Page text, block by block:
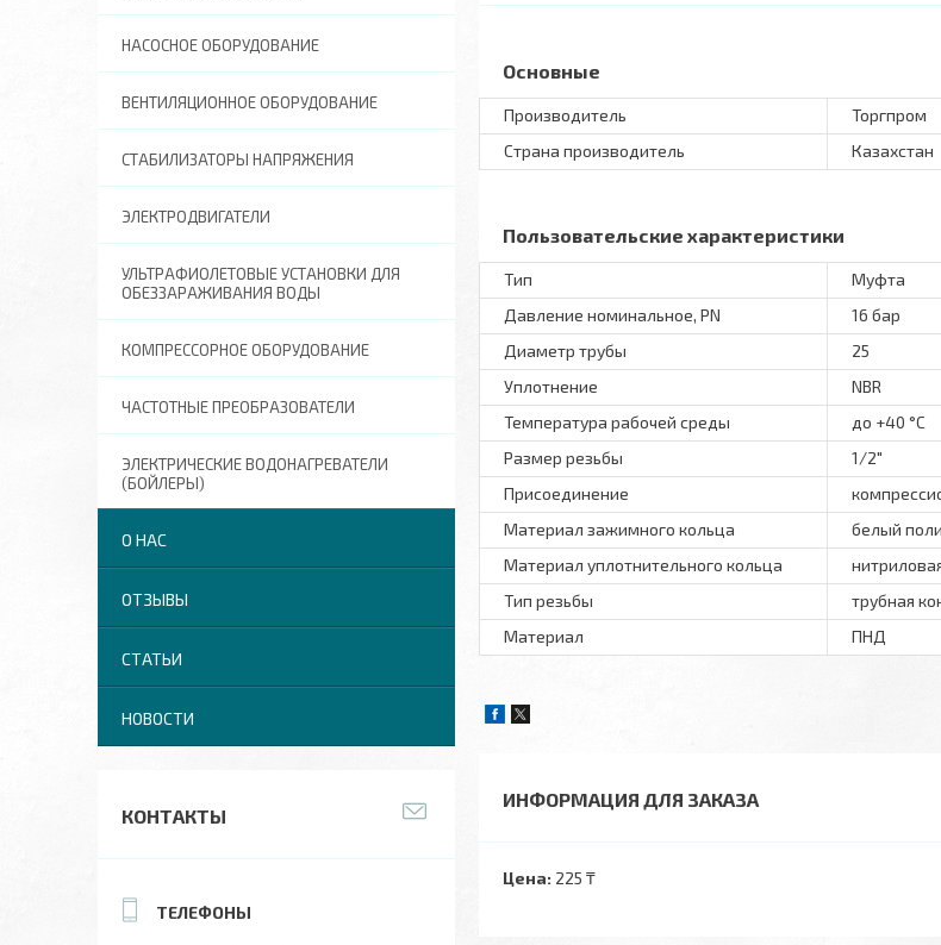
Основные
Производитель
Торгпром
Страна производитель
Казахстан
Пользовательские характеристики
Тип
Муфта
Давление номинальное, PN
16 бар
Диаметр трубы
25
Уплотнение
NBR
Температура рабочей среды
до +40 °C
Размер резьбы
1/2"
Присоединение
Материал зажимного кольца
белый
Материал уплотнительного кольца
Тип резьбы
трубная
Материал
ПНД
ИНФОРМАЦИЯ ДЛЯ ЗАКАЗА
Цена: 225 ₸
НАСОСНОЕ ОБОРУДОВАНИЕ
ВЕНТИЛЯЦИОННОЕ ОБОРУДОВАНИЕ
СТАБИЛИЗАТОРЫ НАПРЯЖЕНИЯ
ЭЛЕКТРОДВИГАТЕЛИ
УЛЬТРАФИОЛЕТОВЫЕ УСТАНОВКИ ДЛЯ
ОБЕЗЗАРАЖИВАНИЯ ВОДЫ
КОМПРЕССОРНОЕ ОБОРУДОВАНИЕ
ЧАСТОТНЫЕ ПРЕОБРАЗОВАТЕЛИ
ЭЛЕКТРИЧЕСКИЕ ВОДОНАГРЕВАТЕЛИ
(БОЙЛЕРЫ)
О НАС
ОТЗЫВЫ
СТАТЬИ
НОВОСТИ
КОНТАКТЫ